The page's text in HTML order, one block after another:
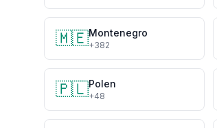
🇲🇪Montenegro
+382
🇵🇱Polen
+48